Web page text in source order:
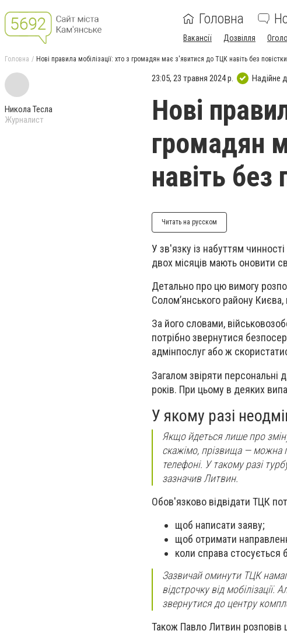
Головна
Вакансії Дозвілля
Головна Нові правила мобілізації: хто з громадян має з'явитися до ТЦК навіть без повістки
Никола Тесла
Журналист
23:05, 23 травня 2024 р. Надійне
Нові
громадян
навіть без
Читать на русском
У зв'язку із набуттям
двох місяців мають оновити
Детально про цю вимогу
Солом’янського району
За його словами,
потрібно звернутися
адмінпослуг або ж
Загалом звіряти персональні
років. При цьому в деяких
У якому разі
Якщо йдеться лише про
скажімо, прізвища — можна
телефоні. У такому разі
зазначив Литвин.
Обов'язково відвідати ТЦК
щоб написати заяву;
щоб отримати
коли справа стосується
Зазвичай оминути ТЦК
відстрочку від
звернутися до центру
Також Павло Литвин розповів